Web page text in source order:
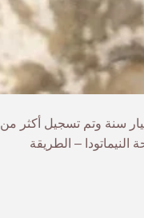
سنة وتم تسجيل أكثر من
النيماتودا بشكل عام. 4 طرق مختلفة لمكافحة النيماتودا – الطريقة